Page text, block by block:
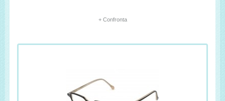
+ Confronta